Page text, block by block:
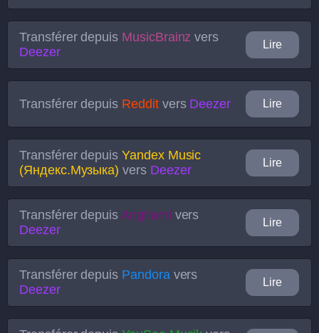
Transférer depuis MusicBrainz vers
Deezer
Lire
Transférer depuis Redditvers Deezer Lire
Transférer depuisYandex Music
(Яндекс.Музыка) vers Deezer
Lire
Transférer depuisAnghami vers
Deezer
Lire
Transférer depuis Pandoravers
Deezer
Lire